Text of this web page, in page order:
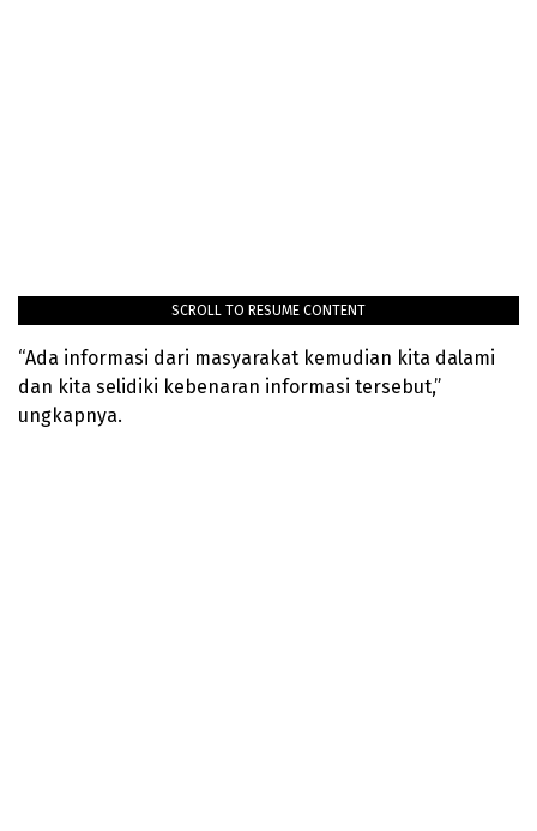
SCROLL TO RESUME CONTENT
“Ada informasi dari masyarakat kemudian kita dalami
dan kita selidiki kebenaran informasi tersebut,”
ungkapnya.